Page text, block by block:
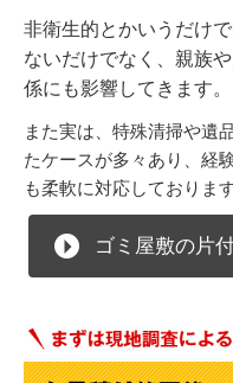
非衛生的とかいうだけ
ないだけでなく、親族
係にも影響してきます。
また実は、特殊清掃や遺
たケースが多々あり、経
も柔軟に対応しております
ゴミ屋敷の片